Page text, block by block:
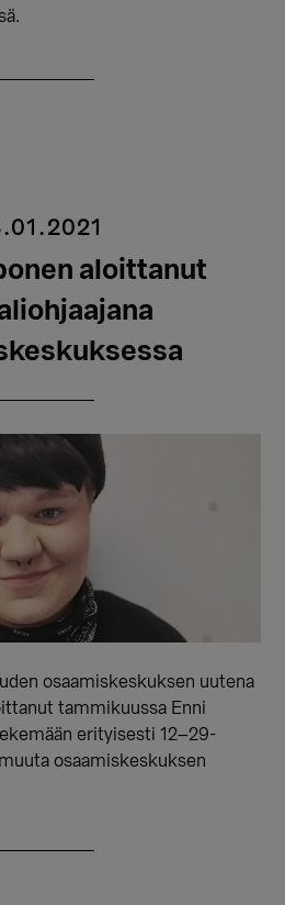
aloittanut
osaamiskeskuksen uutena
tammikuussa Enni
erityisesti 12–29-
osaamiskeskuksen